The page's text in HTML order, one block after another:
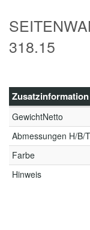
318.15
Zusatzinformation
GewichtNetto
Abmessungen H/B/T
Farbe
Hinweis